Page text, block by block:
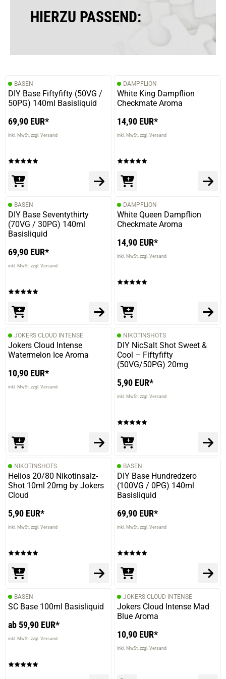
HIERZU PASSEND:
BASEN
DIY Base Fiftyfifty (50VG /
50PG) 140ml Basisliquid
69,90 EUR*
inkl. MwSt. zzgl. Versand
DAMPFLION
White King Dampflion
Checkmate Aroma
14,90 EUR*
inkl. MwSt. zzgl. Versand
BASEN
DIY Base Seventythirty
(70VG / 30PG) 140ml
Basisliquid
69,90 EUR*
inkl. MwSt. zzgl. Versand
DAMPFLION
White Queen Dampflion
Checkmate Aroma
14,90 EUR*
inkl. MwSt. zzgl. Versand
JOKERS CLOUD INTENSE
Jokers Cloud Intense
Watermelon Ice Aroma
10,90 EUR*
inkl. MwSt. zzgl. Versand
NIKOTINSHOTS
DIY NicSalt Shot Sweet &
Cool – Fiftyfifty
(50VG/50PG) 20mg
5,90 EUR*
inkl. MwSt. zzgl. Versand
NIKOTINSHOTS
Helios 20/80 Nikotinsalz-
Shot 10ml 20mg by Jokers
Cloud
5,90 EUR*
inkl. MwSt. zzgl. Versand
BASEN
DIY Base Hundredzero
(100VG / 0PG) 140ml
Basisliquid
69,90 EUR*
inkl. MwSt. zzgl. Versand
BASEN
SC Base 100ml Basisliquid
ab 59,90 EUR*
inkl. MwSt. zzgl. Versand
JOKERS CLOUD INTENSE
Jokers Cloud Intense Mad
Blue Aroma
10,90 EUR*
inkl. MwSt. zzgl. Versand